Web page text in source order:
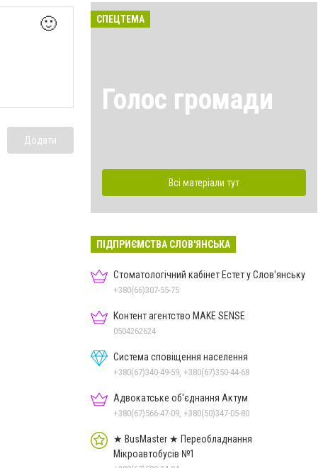
🙂
Додати
СПЕЦТЕМА
Голос громади
Всі матеріали тут
ПІДПРИЄМСТВА СЛОВ'ЯНСЬКА
Стоматологічний кабінет Естет у Слов'янську
+380(66)307-55-75
Контент агентство MAKE SENSE
0504262624
Система сповіщення населення
+380(67)340-49-59, +380(67)350-44-68
Адвокатське об'єднання Актум
+380(67)566-47-09, +380(50)347-05-80
★ BusMaster ★ Переобладнання
Мікроавтобусів №1